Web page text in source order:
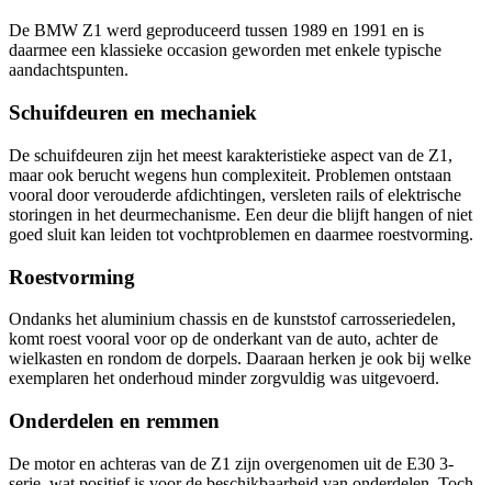
De BMW Z1 werd geproduceerd tussen 1989 en 1991 en is
daarmee een klassieke occasion geworden met enkele typische
aandachtspunten.
Schuifdeuren en mechaniek
De schuifdeuren zijn het meest karakteristieke aspect van de Z1,
maar ook berucht wegens hun complexiteit. Problemen ontstaan
vooral door verouderde afdichtingen, versleten rails of elektrische
storingen in het deurmechanisme. Een deur die blijft hangen of niet
goed sluit kan leiden tot vochtproblemen en daarmee roestvorming.
Roestvorming
Ondanks het aluminium chassis en de kunststof carrosseriedelen,
komt roest vooral voor op de onderkant van de auto, achter de
wielkasten en rondom de dorpels. Daaraan herken je ook bij welke
exemplaren het onderhoud minder zorgvuldig was uitgevoerd.
Onderdelen en remmen
De motor en achteras van de Z1 zijn overgenomen uit de E30 3-